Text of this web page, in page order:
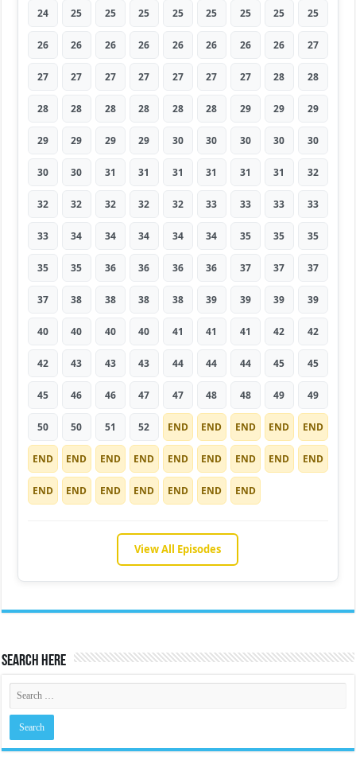
24 25 25 25 25 25 25 25 25
26 26 26 26 26 26 26 26 27
27 27 27 27 27 27 27 28 28
28 28 28 28 28 28 29 29 29
29 29 29 29 30 30 30 30 30
30 30 31 31 31 31 31 31 32
32 32 32 32 32 33 33 33 33
33 34 34 34 34 34 35 35 35
35 35 36 36 36 36 37 37 37
37 38 38 38 38 39 39 39 39
40 40 40 40 41 41 41 42 42
42 43 43 43 44 44 44 45 45
45 46 46 47 47 48 48 49 49
50 50 51 52 END END END END END
END END END END END END END END END
END END END END END END END
View All Episodes
Search Here